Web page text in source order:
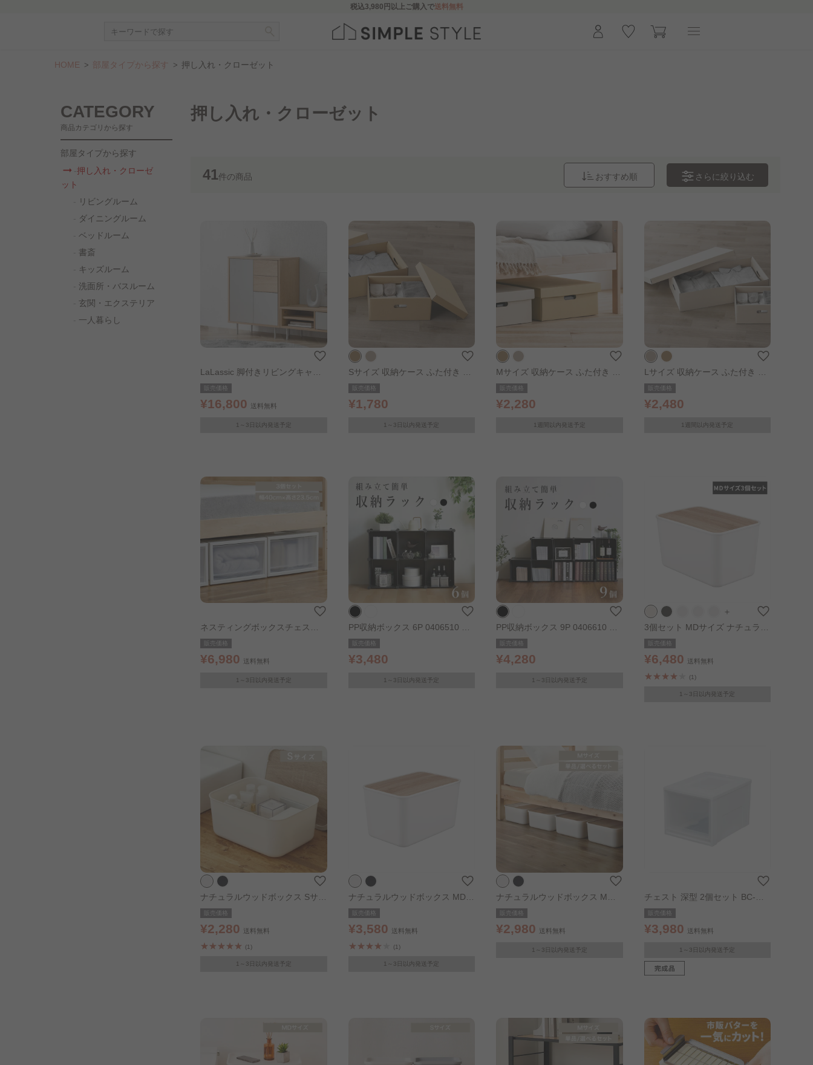
税込3,980円 以上ご購入で送料無料
HOME 部屋タイプから探す 押し入れ・クローゼット
CATEGORY
商品カテゴリから探す
部屋タイプから探す
押し入れ・クローゼ
ット
リビングルーム
ダイニングルーム
ベッドルーム
書斎
キッズルーム
洗面所・バスルーム
玄関・エクステリア
一人暮らし
押し入れ・クローゼット
41件の商品 おすすめ順 さらに絞り込む
LaLassic 脚付きリビングキャビ
ネット 幅59㎝
販売価格
¥16,800 送料無料
1～3日以内発送予定
Sサイズ 収納ケース ふた付き 段
ボール収納ケース 2枚セット ク
ラフト
販売価格
¥1,780
1～3日以内発送予定
Mサイズ 収納ケース ふた付き 段
ボール収納ケース 2枚セット ク
ラフト
販売価格
¥2,280
1週間以内発送予定
Lサイズ 収納ケース ふた付き 段
ボール収納ケース 2枚セット ホ
ワイト
販売価格
¥2,480
1週間以内発送予定
ネスティングボックスチェスト 3
個セット NSBC-500×3 ホワイト/
クリア
販売価格
¥6,980 送料無料
1～3日以内発送予定
PP収納ボックス 6P 0406510 ブ
ラック
販売価格
¥3,480
1～3日以内発送予定
PP収納ボックス 9P 0406610 ブ
ラック
販売価格
¥4,280
1～3日以内発送予定
＋
3個セット MDサイズ ナチュラル
ウッドボックス ホワイト
販売価格
¥6,480 送料無料
(1)
1～3日以内発送予定
ナチュラルウッドボックス Sサイ
ズ ホワイト
販売価格
¥2,280 送料無料
(1)
1～3日以内発送予定
ナチュラルウッドボックス MDサ
イズ ホワイト
販売価格
¥3,580 送料無料
(1)
1～3日以内発送予定
ナチュラルウッドボックス Mサ
イズ ホワイト
販売価格
¥2,980 送料無料
1～3日以内発送予定
チェスト 深型 2個セット BC-MD
ホワイト／クリア
販売価格
¥3,980 送料無料
1～3日以内発送予定